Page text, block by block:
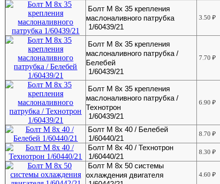
Болт М 8х 35 крепления
маслоналивного патрубка
1/60439/21
3.50₽
Болт М 8х 35 крепления
маслоналивного патрубка /
Белебей
1/60439/21
7.70₽
Болт М 8х 35 крепления
маслоналивного патрубка /
Технотрон
1/60439/21
6.90₽
Болт М 8х 40 / Белебей
1/60440/21
8.70₽
Болт М 8х 40 / Технотрон
1/60440/21
8.30₽
Болт М 8х 50 системы
охлаждения двигателя
4.60₽